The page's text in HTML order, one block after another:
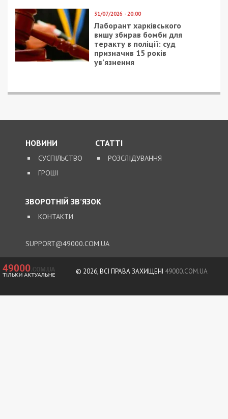
31/07/2026 - 20:00
Лаборант харківського
вишу збирав бомби для
теракту в поліції: суд
призначив 15 років
ув’язнення
НОВИНИ
СУСПІЛЬСТВО
ГРОШІ
СТАТТІ
РОЗСЛІДУВАННЯ
ЗВОРОТНІЙ ЗВ’ЯЗОК
КОНТАКТИ
SUPPORT@49000.COM.UA
© 2026, ВСІ ПРАВА ЗАХИЩЕНІ 49000.COM.UA